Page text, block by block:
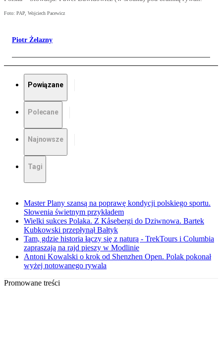
Foto: PAP, Wojciech Pacewicz
Piotr Żelazny
Powiązane
Polecane
Najnowsze
Tagi
Master Plany szansą na poprawę kondycji polskiego sportu.
Słowenia świetnym przykładem
Wielki sukces Polaka. Z Kåsebergi do Dziwnowa. Bartek
Kubkowski przepłynął Bałtyk
Tam, gdzie historia łączy się z naturą - TrekTours i Columbia
zapraszają na rajd pieszy w Modlinie
Antoni Kowalski o krok od Shenzhen Open. Polak pokonał
wyżej notowanego rywala
Promowane treści